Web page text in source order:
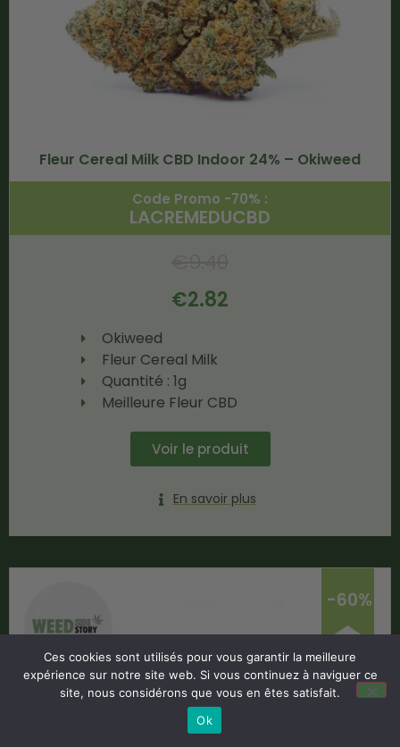
Fleur Cereal Milk CBD Indoor 24% – Okiweed
Code Promo -70% :
LACREMEDUCBD
€2.82
Okiweed
Fleur Cereal Milk
Quantité : 1g
Meilleure Fleur CBD
Voir le produit
En savoir plus
-60%
Ces cookies sont utilisés pour vous garantir la meilleure
expérience sur notre site web. Si vous continuez à naviguer ce
site, nous considérons que vous en êtes satisfait.
Ok